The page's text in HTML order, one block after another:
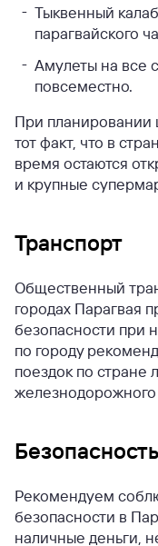
Тыквенный
парагвайского
Амулеты на все
повсеместно.
При планировании
тот факт, что в
время остаются
и крупные
Транспорт
Общественный
городах Парагвая
безопасности при
по городу
поездок по стране
железнодорожного
Рекомендуем
безопасности в
наличные деньги,